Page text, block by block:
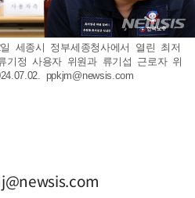
세종시 정부세종청사에서 열린 최저
기정 사용자 위원과 류기섭 근로자 위
ppkjm@newsis.com